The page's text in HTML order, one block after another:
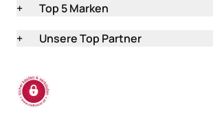
+
Top 5 Marken
+
Unsere Top Partner